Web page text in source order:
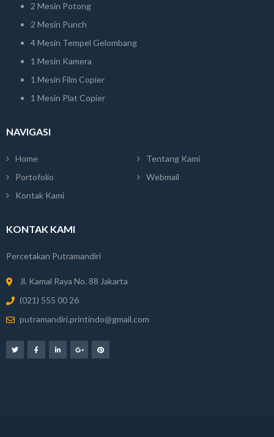
2 Mesin Potong
2 Mesin Punch
4 Mesin Tempel Gelombang
1 Mesin Kamera
1 Mesin Film Copier
1 Mesin Plat Copier
NAVIGASI
Home
Tentang Kami
Portofolio
Webmail
Kontak Kami
KONTAK KAMI
Percetakan Putramandiri
Jl. Kamal Raya No. 88 Jakarta
(021) 555 00 26
putramandiri.printindo@gmail.com